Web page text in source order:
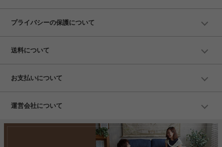
プライバシーの保護について
送料について
お支払いについて
運営会社について